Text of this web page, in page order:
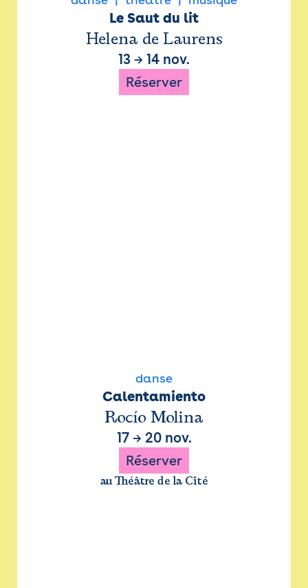
Le Saut du lit
Helena de Laurens
13 → 14 nov.
Réserver
danse
Calentamiento
Rocío Molina
17→ 20 nov.
Réserver
au Théâtre de la Cité